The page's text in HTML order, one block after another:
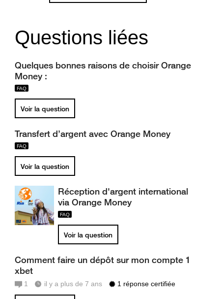
Questions liées
Quelques bonnes raisons de choisir Orange
Money :
Voir la question
Transfert d’argent avec Orange Money
Voir la question
Réception d'argent international
via Orange Money
Voir la question
Comment faire un dépôt sur mon compte 1
xbet
1 il y a plus de 7 ans 1 réponse certifiée